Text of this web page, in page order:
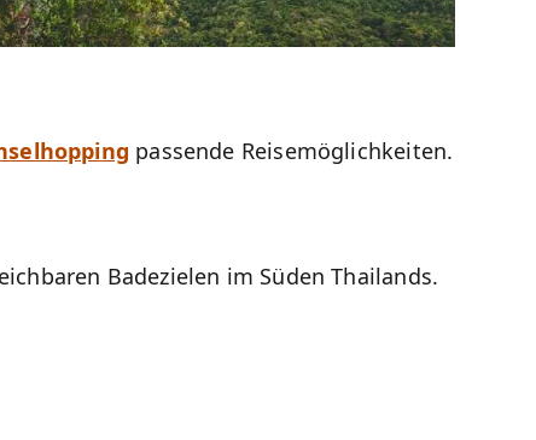
passende Reisemöglichkeiten.
Badezielen im Süden Thailands.